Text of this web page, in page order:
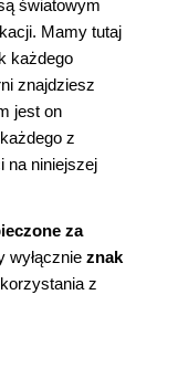
światowym
Mamy tutaj
każdego
znajdziesz
jest on
z
na niniejszej
za
wyłącznie znak
z